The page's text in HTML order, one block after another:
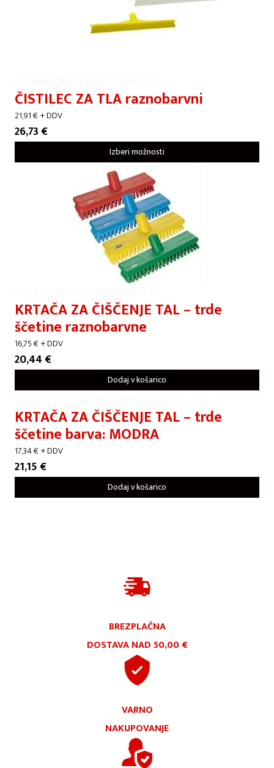
ČISTILEC ZA TLA raznobarvni
21,91€+ DDV
26,73 €
Izberi možnosti
KRTAČA ZA ČIŠČENJE TAL – trde
ščetine raznobarvne
16,75€+ DDV
20,44 €
Dodaj v košarico
KRTAČA ZA ČIŠČENJE TAL – trde
ščetine barva: MODRA
17,34€+ DDV
21,15 €
Dodaj v košarico
BREZPLAČNA
DOSTAVA NAD 50,00 €
VARNO
NAKUPOVANJE